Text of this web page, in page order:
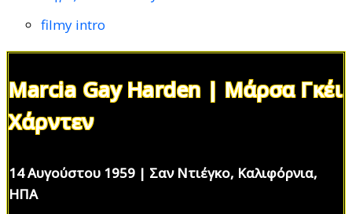
filmy intro
Marcia Gay Harden | Μάρσα Γκέι
Χάρντεν
14 Αυγούστου 1959 | Σαν Ντιέγκο, Καλιφόρνια,
ΗΠΑ